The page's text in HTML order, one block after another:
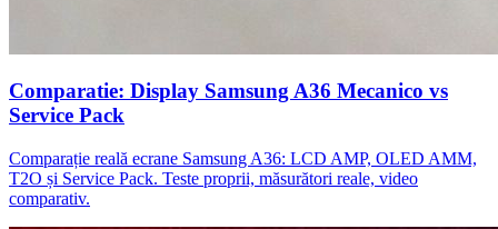
Comparatie: Display Samsung A36 Mecanico vs
Service Pack
Comparație reală ecrane Samsung A36: LCD AMP, OLED AMM,
T2O și Service Pack. Teste proprii, măsurători reale, video
comparativ.